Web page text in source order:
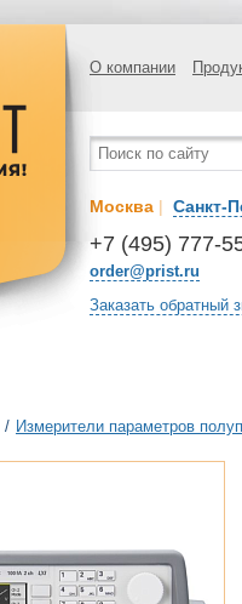
О компании
Москва | Санкт-
+7 (495) 777-
order@prist.ru
Заказать обратный
/ Измерители параметров